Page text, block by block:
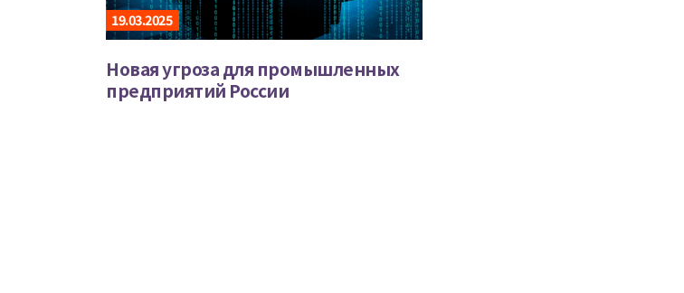
19.03.2025
Новая угроза для промышленных
предприятий России